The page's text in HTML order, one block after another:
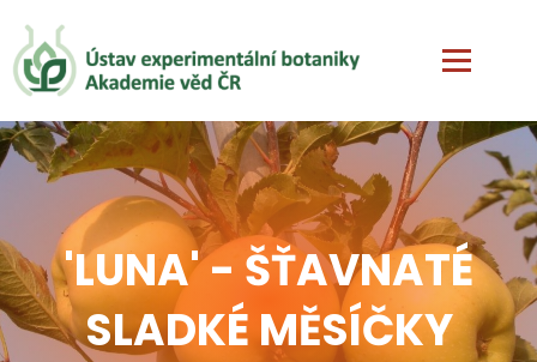
'LUNA' - ŠŤAVNATÉ
SLADKÉ MĚSÍČKY